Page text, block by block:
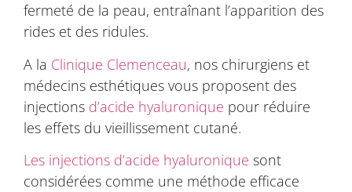
fermeté de la peau, entraînant l’apparition des
rides et des ridules.
A la Clinique Clemenceau, nos chirurgiens et
médecins esthétiques vous proposent des
injections d’acide hyaluronique pour réduire
les effets du vieillissement cutané.
Les injections d’acide hyaluronique sont
considérées comme une méthode efficace